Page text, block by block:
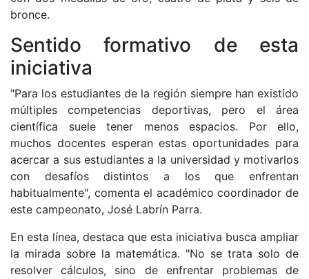
bronce.
Sentido formativo de esta
iniciativa
"Para los estudiantes de la región siempre han existido
múltiples competencias deportivas, pero el área
científica suele tener menos espacios. Por ello,
muchos docentes esperan estas oportunidades para
acercar a sus estudiantes a la universidad y motivarlos
con desafíos distintos a los que enfrentan
habitualmente", comenta el académico coordinador de
este campeonato, José Labrín Parra.
En esta línea, destaca que esta iniciativa busca ampliar
la mirada sobre la matemática. "No se trata solo de
resolver cálculos, sino de enfrentar problemas de